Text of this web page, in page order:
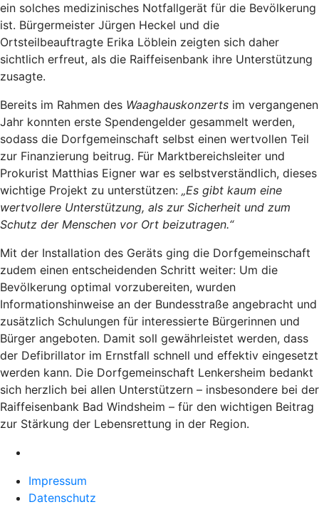
ein solches medizinisches Notfallgerät für die Bevölkerung
ist. Bürgermeister Jürgen Heckel und die
Ortsteilbeauftragte Erika Löblein zeigten sich daher
sichtlich erfreut, als die Raiffeisenbank ihre Unterstützung
zusagte.
Bereits im Rahmen des Waaghauskonzerts im vergangenen
Jahr konnten erste Spendengelder gesammelt werden,
sodass die Dorfgemeinschaft selbst einen wertvollen Teil
zur Finanzierung beitrug. Für Marktbereichsleiter und
Prokurist Matthias Eigner war es selbstverständlich, dieses
wichtige Projekt zu unterstützen: „Es gibt kaum eine
wertvollere Unterstützung, als zur Sicherheit und zum
Schutz der Menschen vor Ort beizutragen.“
Mit der Installation des Geräts ging die Dorfgemeinschaft
zudem einen entscheidenden Schritt weiter: Um die
Bevölkerung optimal vorzubereiten, wurden
Informationshinweise an der Bundesstraße angebracht und
zusätzlich Schulungen für interessierte Bürgerinnen und
Bürger angeboten. Damit soll gewährleistet werden, dass
der Defibrillator im Ernstfall schnell und effektiv eingesetzt
werden kann. Die Dorfgemeinschaft Lenkersheim bedankt
sich herzlich bei allen Unterstützern – insbesondere bei der
Raiffeisenbank Bad Windsheim – für den wichtigen Beitrag
zur Stärkung der Lebensrettung in der Region.
Impressum
Datenschutz